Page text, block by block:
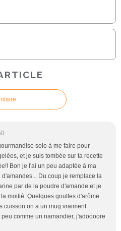
solo à me faire pour
et je suis tombée sur ta recette
Bon je l'ai un peu adaptée à ma
Du coup je remplace la
par de la poudre d'amande et je
moitié. Quelques gouttes d'arôme
cuisson on a un mug vraiment
comme un namandier, j'adoooore